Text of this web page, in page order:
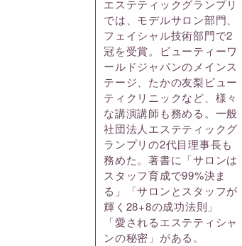
エステティックグランプリ
では、モデルサロン部門、
フェイシャル技術部門で2
冠を受賞。ビューティーワ
ールドジャパンのメインス
テージ、たかの友梨ビュー
ティクリニックなど、様々
な講演講師も務める。一般
社団法人エステティックグ
ランプリの2代目理事長も
務めた。著書に「サロンは
スタッフ育成で99%決ま
る」「サロンとスタッフが
輝く28+8の成功法則」
「愛されるエステティシャ
ンの秘密」がある。